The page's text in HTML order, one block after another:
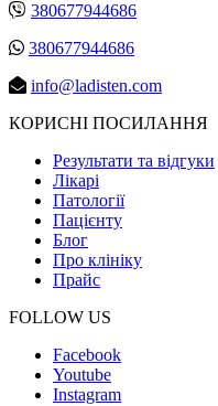
380677944686
380677944686
info@ladisten.com
КОРИСНІ ПОСИЛАННЯ
Результати та відгуки
Лікарі
Патології
Пацієнту
Блог
Про клініку
Прайс
FOLLOW US
Facebook
Youtube
Instagram